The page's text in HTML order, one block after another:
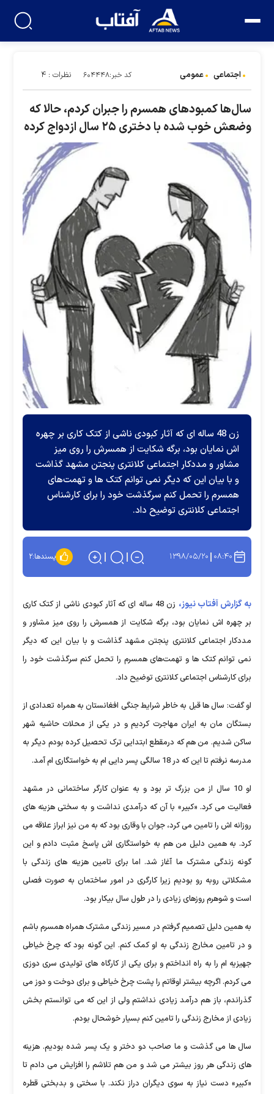
اجتماعی عمومی کد خبر:۶۰۴۴۴۸ نظرات : ۴
سال‌ها کمبود‌های همسرم را جبران کردم، حالا که
وضعش خوب شده با دختری ۲۵ سال ازدواج کرده
زن 48 ساله ای که آثار کبودی ناشی از کتک کاری بر چهره
اش نمایان بود، برگه شکایت از همسرش را روی میز
مشاور و مددکار اجتماعی کلانتری پنجتن مشهد گذاشت
و با بیان این که دیگر نمی توانم کتک ها و تهمت‌های
همسرم را تحمل کنم سرگذشت خود را برای کارشناس
اجتماعی کلانتری توضیح داد.
۰۸:۴۰ ۱۳۹۸/۰۵/۲۰ پسندها:۲
به گزارش آفتاب نیوز،
زن 48 ساله ای که آثار کبودی ناشی از کتک کاری
بر چهره اش نمایان بود، برگه شکایت از همسرش را روی میز مشاور و
مددکار اجتماعی کلانتری پنجتن مشهد گذاشت و با بیان این که دیگر
نمی توانم کتک ها و تهمت‌های همسرم را تحمل کنم سرگذشت خود را
برای کارشناس اجتماعی کلانتری توضیح داد.
او گفت: سال ها قبل به خاطر شرایط جنگی افغانستان به همراه تعدادی از
بستگان مان به ایران مهاجرت کردیم و در یکی از محلات حاشیه شهر
ساکن شدیم. من هم که درمقطع ابتدایی ترک تحصیل کرده بودم دیگر به
مدرسه نرفتم تا این که در 18 سالگی پسر دایی ام به خواستگاری ام آمد.
او 10 سال از من بزرگ تر بود و به عنوان کارگر ساختمانی در مشهد
فعالیت می کرد. «کبیر» با آن که درآمدی نداشت و به سختی هزینه های
روزانه اش را تامین می کرد، جوان با وقاری بود که به من نیز ابراز علاقه می
کرد. به همین دلیل من هم به خواستگاری اش پاسخ مثبت دادم و این
گونه زندگی مشترک ما آغاز شد. اما برای تامین هزینه های زندگی با
مشکلاتی روبه رو بودیم زیرا کارگری در امور ساختمان به صورت فصلی
است و شوهرم روزهای زیادی را در طول سال بیکار بود.
به همین دلیل تصمیم گرفتم در مسیر زندگی مشترک همراه همسرم باشم
و در تامین مخارج زندگی به او کمک کنم. این گونه بود که چرخ خیاطی
جهیزیه ام را به راه انداختم و برای یکی از کارگاه های تولیدی سری دوزی
می کردم. اگرچه بیشتر اوقاتم را پشت چرخ خیاطی و برای دوخت و دوز می
گذراندم، باز هم درآمد زیادی نداشتم ولی از این که می توانستم بخش
زیادی از مخارج زندگی را تامین کنم بسیار خوشحال بودم.
سال ها می گذشت و ما صاحب دو دختر و یک پسر شده بودیم. هزینه
های زندگی هر روز بیشتر می شد و من هم تلاشم را افزایش می دادم تا
«کبیر» دست نیاز به سوی دیگران دراز نکند. با سختی و بدبختی قطره